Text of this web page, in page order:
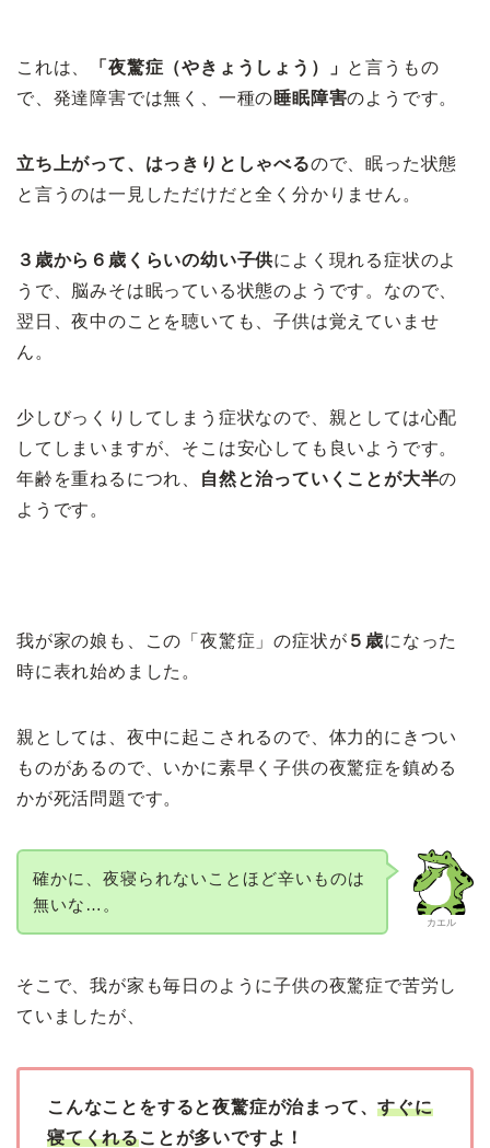
これは、 「夜驚症（やきょうしょう）」 と言うもの
で、発達障害では無く、一種の睡眠障害のようです。
立ち上がって、はっきりとしゃべるので、眠った状態
と言うのは一見しただけだと全く分かりません。
３歳から６歳くらいの幼い子供によく現れる症状のよ
うで、脳みそは眠っている状態のようです。なので、
翌日、夜中のことを聴いても、子供は覚えていませ
ん。
少しびっくりしてしまう症状なので、親としては心配
してしまいますが、そこは安心しても良いようです。
年齢を重ねるにつれ、
自然と治っていくことが大半の
ようです。
我が家の娘も、この「夜驚症」の症状が ５歳になった
時に表れ始めました。
親としては、夜中に起こされるので、体力的にきつい
ものがあるので、いかに素早く子供の夜驚症を鎮める
かが死活問題です。
カエル
確かに、夜寝られないことほど辛いものは
無いな…。
そこで、我が家も毎日のように子供の夜驚症で苦労し
ていましたが、
こんなことをすると夜驚症が治まって、すぐに
寝てくれることが多いですよ！